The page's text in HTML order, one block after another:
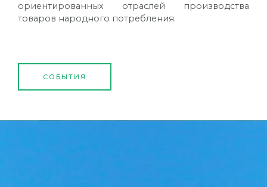
ориентированных отраслей производства
товаров народного потребления.
СОБЫТИЯ